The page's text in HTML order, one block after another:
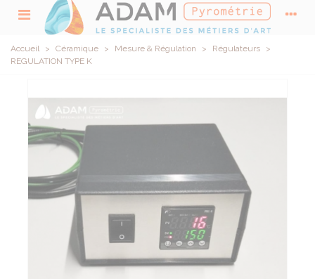
Accueil > Céramique > Mesure & Régulation > Régulateurs
>
REGULATION TYPE K